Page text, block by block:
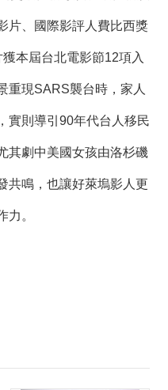
片、國際影評人費比西獎
本屆台北電影節12項入
重現SARS襲台時，家人
實則導引90年代台人移民
其劇中美國女孩由洛杉磯
共鳴，也讓好萊塢影人更
力。